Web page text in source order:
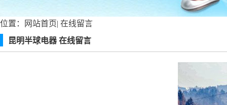
位置： 网站首页| 在线留言
昆明半球电器 在线留言